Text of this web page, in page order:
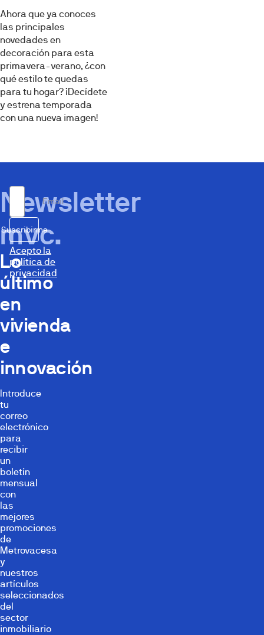
Ahora que ya conoces
las principales
novedades en
decoración para esta
primavera-verano, ¿con
qué estilo te quedas
para tu hogar? ¡Decídete
y estrena temporada
con una nueva imagen!
Newsletter
mvc.
Lo
último
en
vivienda
e
innovación
Introduce
tu
correo
electrónico
para
recibir
un
boletín
mensual
con
las
mejores
promociones
de
Metrovacesa
y
nuestros
artículos
seleccionados
del
sector
inmobiliario
Email
Suscribirme
Acepto la
política de
privacidad